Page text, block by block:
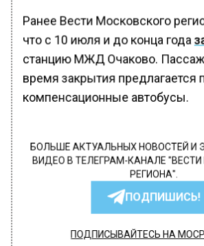
Ранее Вести Московского
что с 10 июля и до конца года
станцию МЖД Очаково.
время закрытия предлагается
компенсационные автобусы.
БОЛЬШЕ АКТУАЛЬНЫХ НОВОСТЕЙ И
ВИДЕО В ТЕЛЕГРАМ-КАНАЛЕ
РЕГИОНА".
ПОДПИШИСЬ!
ПОДПИСЫВАЙТЕСЬ НА